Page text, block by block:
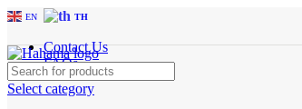
EN TH
Contact Us
FAQs
Select category